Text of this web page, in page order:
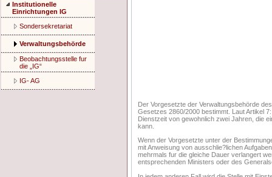
Institutionelle
Einrichtungen IG
Sondersekretariat
Verwaltungsbehörde
Beobachtungsstelle fur
die „IG“
IG- AG
Der Vorgesetzte der Verwaltungsbehörde
Gesetzes 2860/2000 bestimmt. Laut Artikel
Dienstzeit von gewohnlich zwei Jahren, die
kann.
Wenn der Vorgesetzte unter der
mit Anweisung von ausschlie?lichen
mehrmals fur die gleiche Dauer verlangert
entsprechenden Ministers oder des